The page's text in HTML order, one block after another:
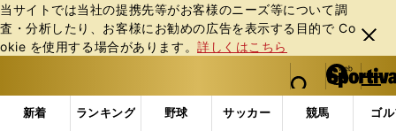
当サイトでは当社の提携先等がお客様のニーズ等について調
査・分析したり、お客様にお勧めの広告を表⽰する⽬的で Co
okie を使⽤する場合があります。詳しくはこちら
閉じ
る
web Sportiva (webスポルティーバ)
検索
マイペ
ー
ジ
メニュ
新着 ランキング 野球 サッカー 競馬 ゴ
b
ス
「Ｕ－21日本代表」の検索結果